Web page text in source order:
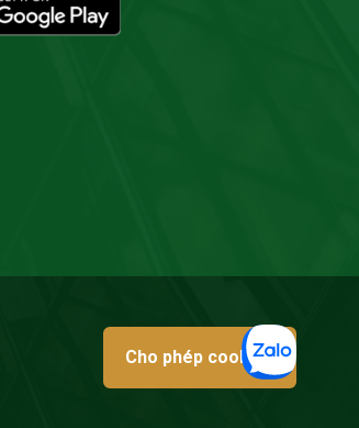
Cho phép cookies